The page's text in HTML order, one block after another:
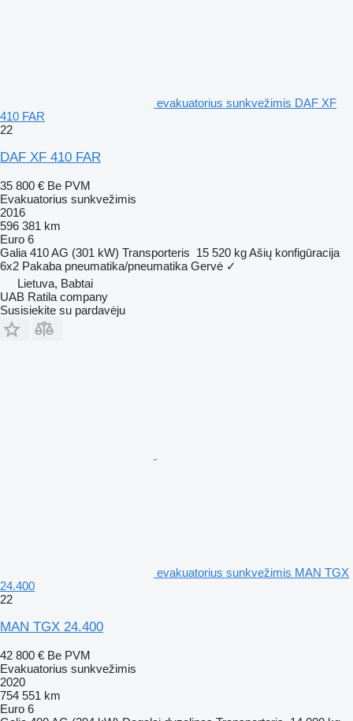
evakuatorius sunkvežimis DAF XF
410 FAR
22
DAF XF 410 FAR
35 800 € Be PVM
Evakuatorius sunkvežimis
2016
596 381 km
Euro 6
Galia 410 AG (301 kW) Transporteris 15 520 kgAšių konfigūracija
6x2 Pakaba pneumatika/pneumatika Gervė ✓
Lietuva, Babtai
UAB Ratila company
Susisiekite su pardavėju
evakuatorius sunkvežimis MAN TGX
24.400
22
MAN TGX 24.400
42 800 € Be PVM
Evakuatorius sunkvežimis
2020
754 551 km
Euro 6